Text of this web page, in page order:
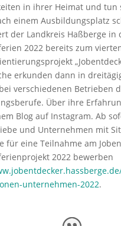
in ihrer Heimat und tun
einem Ausbildungsplatz
der Landkreis Haßberge in
2022 bereits zum
erkunden dann in
verschiedenen Betrieben
Über ihre
Blog auf Instagram. Ab
und Unternehmen mit
für eine Teilnahme am
2022 bewerben
unternehmen-2022.